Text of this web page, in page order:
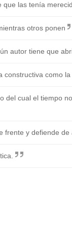
las tenía
otros ponen
autor tiene que
como la
del cual el tiempo
frente y defiende de